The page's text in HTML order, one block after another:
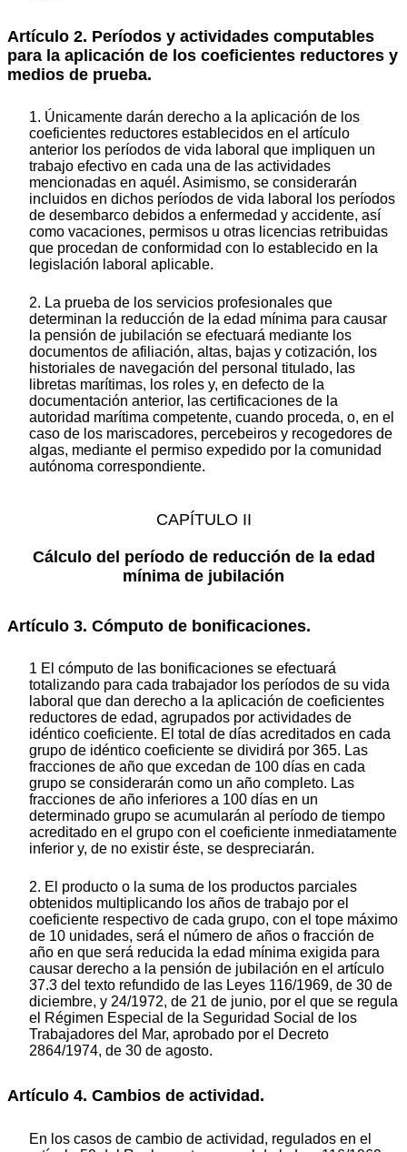
Artículo 2. Períodos y actividades computables
para la aplicación de los coeficientes reductores y
medios de prueba.
1. Únicamente darán derecho a la aplicación de los
coeficientes reductores establecidos en el artículo
anterior los períodos de vida laboral que impliquen un
trabajo efectivo en cada una de las actividades
mencionadas en aquél. Asimismo, se considerarán
incluidos en dichos períodos de vida laboral los períodos
de desembarco debidos a enfermedad y accidente, así
como vacaciones, permisos u otras licencias retribuidas
que procedan de conformidad con lo establecido en la
legislación laboral aplicable.
2. La prueba de los servicios profesionales que
determinan la reducción de la edad mínima para causar
la pensión de jubilación se efectuará mediante los
documentos de afiliación, altas, bajas y cotización, los
historiales de navegación del personal titulado, las
libretas marítimas, los roles y, en defecto de la
documentación anterior, las certificaciones de la
autoridad marítima competente, cuando proceda, o, en el
caso de los mariscadores, percebeiros y recogedores de
algas, mediante el permiso expedido por la comunidad
autónoma correspondiente.
CAPÍTULO II
Cálculo del período de reducción de la edad
mínima de jubilación
Artículo 3. Cómputo de bonificaciones.
1 El cómputo de las bonificaciones se efectuará
totalizando para cada trabajador los períodos de su vida
laboral que dan derecho a la aplicación de coeficientes
reductores de edad, agrupados por actividades de
idéntico coeficiente. El total de días acreditados en cada
grupo de idéntico coeficiente se dividirá por 365. Las
fracciones de año que excedan de 100 días en cada
grupo se considerarán como un año completo. Las
fracciones de año inferiores a 100 días en un
determinado grupo se acumularán al período de tiempo
acreditado en el grupo con el coeficiente inmediatamente
inferior y, de no existir éste, se despreciarán.
2. El producto o la suma de los productos parciales
obtenidos multiplicando los años de trabajo por el
coeficiente respectivo de cada grupo, con el tope máximo
de 10 unidades, será el número de años o fracción de
año en que será reducida la edad mínima exigida para
causar derecho a la pensión de jubilación en el artículo
37.3 del texto refundido de las Leyes 116/1969, de 30 de
diciembre, y 24/1972, de 21 de junio, por el que se regula
el Régimen Especial de la Seguridad Social de los
Trabajadores del Mar, aprobado por el Decreto
2864/1974, de 30 de agosto.
Artículo 4. Cambios de actividad.
En los casos de cambio de actividad, regulados en el